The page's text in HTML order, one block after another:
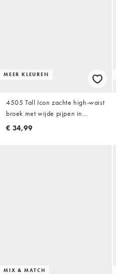
MEER KLEUREN
4505 Tall Icon zachte high-waist
broek met wijde pijpen in
chocoladebruin
€ 34,99
MIX & MATCH